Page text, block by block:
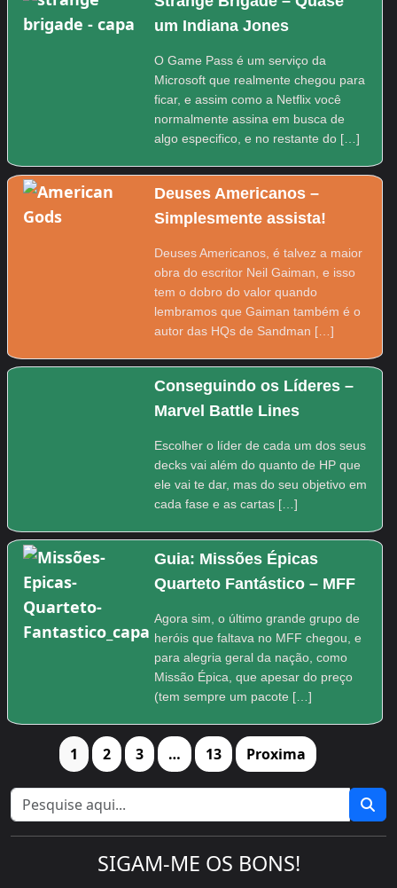
um Indiana Jones
O Game Pass é um serviço da
Microsoft que realmente chegou para
ficar, e assim como a Netflix você
normalmente assina em busca de
algo especifico, e no restante do […]
Deuses Americanos –
Simplesmente assista!
Deuses Americanos, é talvez a maior
obra do escritor Neil Gaiman, e isso
tem o dobro do valor quando
lembramos que Gaiman também é o
autor das HQs de Sandman […]
Conseguindo os Líderes –
Marvel Battle Lines
Escolher o líder de cada um dos seus
decks vai além do quanto de HP que
ele vai te dar, mas do seu objetivo em
cada fase e as cartas […]
Guia: Missões Épicas
Quarteto Fantástico – MFF
Agora sim, o último grande grupo de
heróis que faltava no MFF chegou, e
para alegria geral da nação, como
Missão Épica, que apesar do preço
(tem sempre um pacote […]
Mais
Posts
1 2 3 … 13 Proxima
SIGAM-ME OS BONS!